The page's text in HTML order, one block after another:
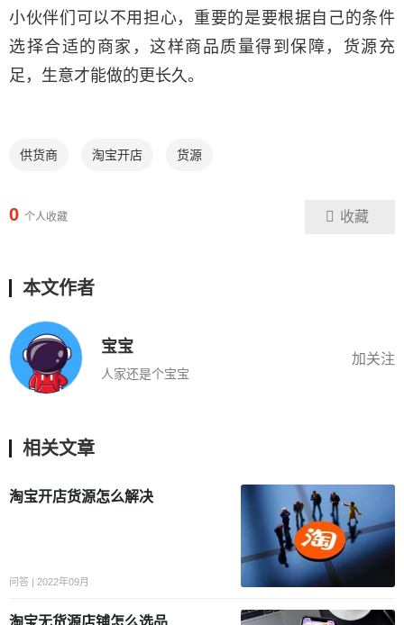
小伙伴们可以不用担心，重要的是要根据自己的条件
选择合适的商家，这样商品质量得到保障，货源充
足，生意才能做的更长久。
供货商 淘宝开店 货源
0 个人收藏 收藏
本文作者
宝宝
人家还是个宝宝
加关注
相关文章
淘宝开店货源怎么解决
问答 | 2022年09月